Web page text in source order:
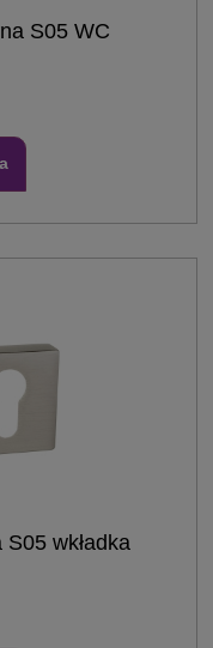
S05 WC
wkładka